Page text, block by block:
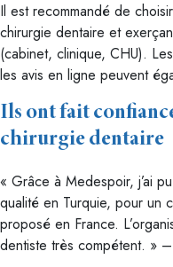
Il est recommandé de
chirurgie dentaire et
(cabinet, clinique, CHU).
les avis en ligne peuvent
Ils ont fait
chirurgie dentaire
« Grâce à Medespoir, j’ai
qualité en Turquie, pour un
proposé en France.
dentiste très compétent. » –